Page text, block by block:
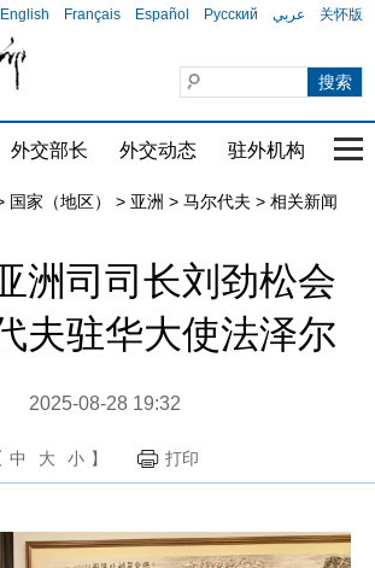
English Français Español Русский عربي 关怀版
外交部长 外交动态 驻外机构 国
国家（地区） > 亚洲 > 马尔代夫 > 相关新闻
洲司司长刘劲松会
夫驻华大使法泽尔
2025-08-28 19:32
中 大 小 】 打印